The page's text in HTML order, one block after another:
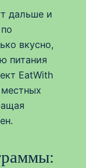
дальше и
вкусно,
питания
EatWith